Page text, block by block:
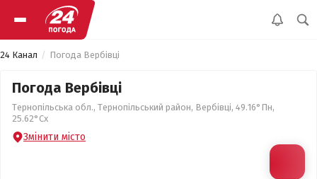
24 Канал Погода Вербівці
Погода Вербівці
Тернопільська обл., Тернопільський район, Вербівці, 49.16°Пн,
25.62°Сх
Змінити місто